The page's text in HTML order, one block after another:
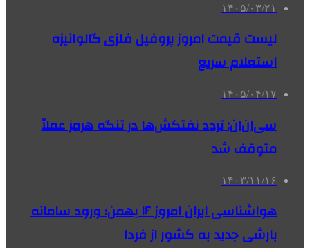
۱۴۰۵/۰۳/۲۱
لیست قیمت امروز پروفیل فلزی گالوانیزه
استعلام سریع
۱۴۰۵/۰۴/۱۷
سی‌ان‌ان: تردد نفتکش‌ها در تنگه هرمز عملاً
متوقف شد
۱۴۰۳/۱۱/۱۶
هواشناسی ایران امروز ۱۶ بهمن؛ ورود سامانه
بارشی جدید به کشور از فردا